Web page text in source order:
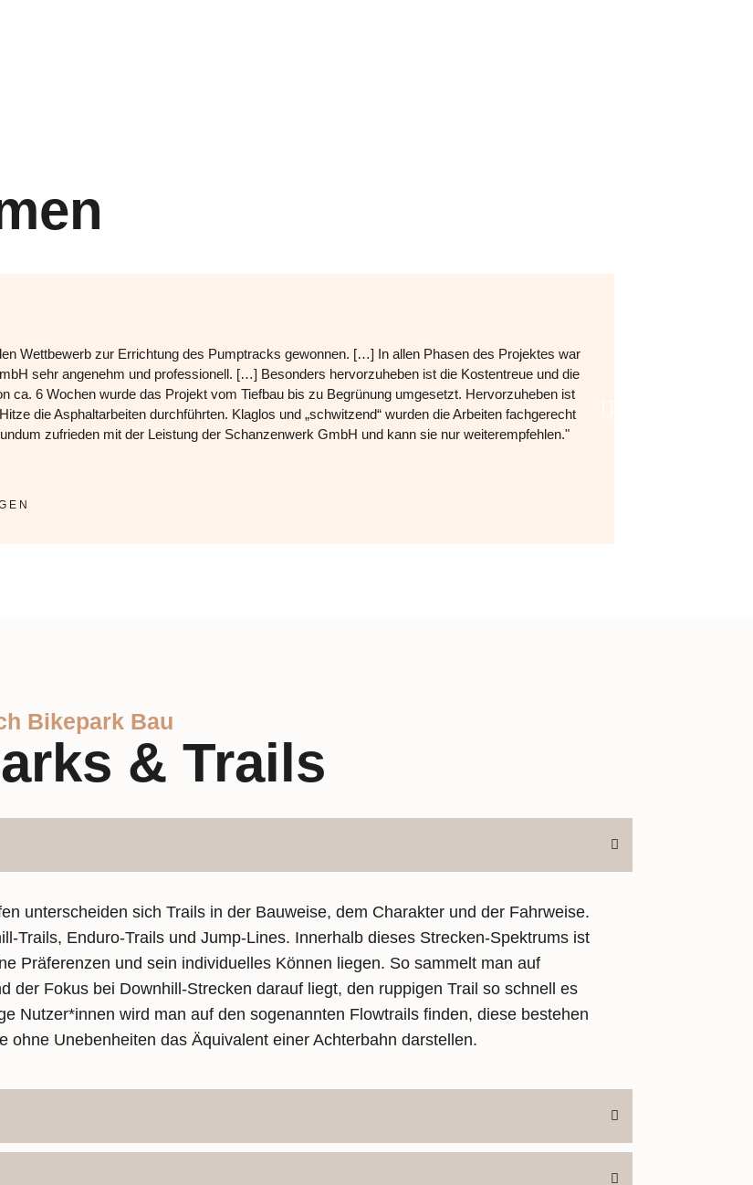
Wettbewerb zur Errichtung des Pumptracks gewonnen. […] In allen Phasen des Projektes war
sehr angenehm und professionell. […] Besonders hervorzuheben ist die Kostentreue und die
ca. 6 Wochen wurde das Projekt vom Tiefbau bis zu Begrünung umgesetzt. Hervorzuheben ist
die Asphaltarbeiten durchführten. Klaglos und „schwitzend“ wurden die Arbeiten fachgerecht
zufrieden mit der Leistung der Schanzenwerk GmbH und kann sie nur weiterempfehlen."
Bikepark Bau
& Trails
unterscheiden sich Trails in der Bauweise, dem Charakter und der Fahrweise.
Trails, Enduro-Trails und Jump-Lines. Innerhalb dieses Strecken-Spektrums ist
Präferenzen und sein individuelles Können liegen. So sammelt man auf
der Fokus bei Downhill-Strecken darauf liegt, den ruppigen Trail so schnell es
Nutzer*innen wird man auf den sogenannten Flowtrails finden, diese bestehen
ohne Unebenheiten das Äquivalent einer Achterbahn darstellen.